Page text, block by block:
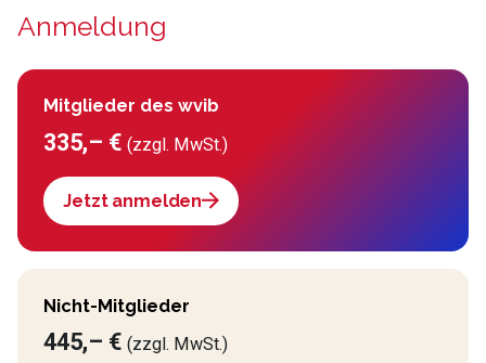
Anmeldung
Mitglieder des wvib
335,– €(zzgl. MwSt.)
Jetzt anmelden
Nicht-Mitglieder
445,– €(zzgl. MwSt.)